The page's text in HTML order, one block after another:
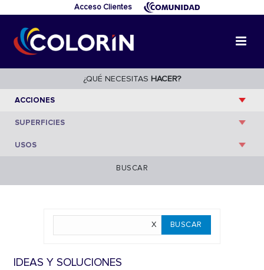
Acceso Clientes
¿QUÉ NECESITAS HACER?
BUSCAR
IDEAS Y SOLUCIONES